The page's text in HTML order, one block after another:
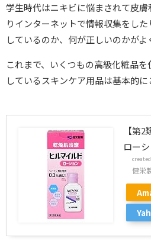
学生時代はニキビに悩まされて皮
りインターネットで情報収集をし
しているのか、何が正しいのかがよ
これまで、いくつもの高級化粧品
しているスキンケア用品は基本的に
【第
ロー
健栄